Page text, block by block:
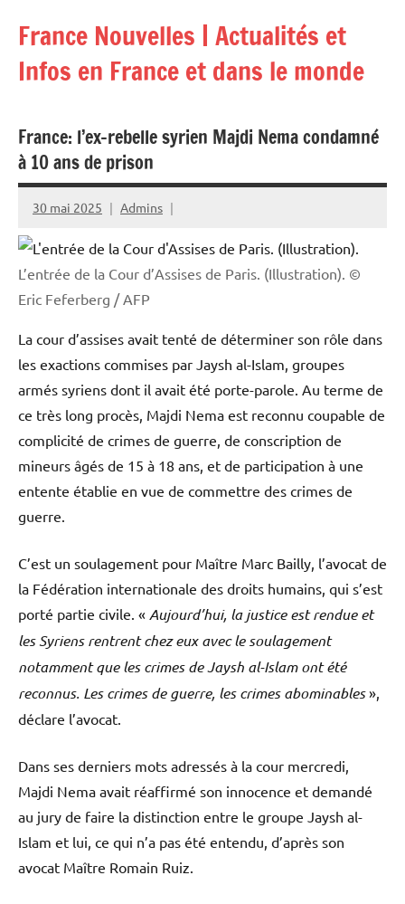
contenu
France Nouvelles | Actualités et
Infos en France et dans le monde
France: l’ex-rebelle syrien Majdi Nema condamné
à 10 ans de prison
30 mai 2025 Admins
L’entrée de la Cour d’Assises de Paris. (Illustration). ©
Eric Feferberg / AFP
La cour d’assises avait tenté de déterminer son rôle dans
les exactions commises par Jaysh al-Islam, groupes
armés syriens dont il avait été porte-parole. Au terme de
ce très long procès, Majdi Nema est reconnu coupable de
complicité de crimes de guerre, de conscription de
mineurs âgés de 15 à 18 ans, et de participation à une
entente établie en vue de commettre des crimes de
guerre.
C’est un soulagement pour Maître Marc Bailly, l’avocat de
la Fédération internationale des droits humains, qui s’est
porté partie civile. « Aujourd’hui, la justice est rendue et
les Syriens rentrent chez eux avec le soulagement
notamment que les crimes de Jaysh al-Islam ont été
reconnus. Les crimes de guerre, les crimes abominables»,
déclare l’avocat.
Dans ses derniers mots adressés à la cour mercredi,
Majdi Nema avait réaffirmé son innocence et demandé
au jury de faire la distinction entre le groupe Jaysh al-
Islam et lui, ce qui n’a pas été entendu, d’après son
avocat Maître Romain Ruiz.